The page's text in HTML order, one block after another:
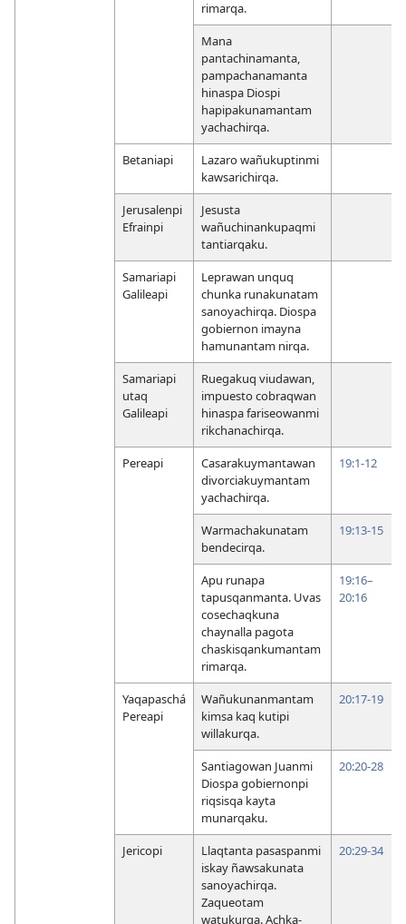
rimarqa.
Mana
pantachinamanta,
pampachanamanta
hinaspa Diospi
hapipakunamantam
yachachirqa.
Betaniapi
Lazaro wañukuptinmi
kawsarichirqa.
Jerusalenpi
Efrainpi
Jesusta
wañuchinankupaqmi
tantiarqaku.
Samariapi
Galileapi
Leprawan unquq
chunka runakunatam
sanoyachirqa. Diospa
gobiernon imayna
hamunantam nirqa.
Samariapi
utaq
Galileapi
Ruegakuq viudawan,
impuesto cobraqwan
hinaspa fariseowanmi
rikchanachirqa.
Pereapi
Casarakuymantawan
divorciakuymantam
yachachirqa.
19:1-12
Warmachakunatam
bendecirqa.
19:13-15
Apu runapa
tapusqanmanta. Uvas
cosechaqkuna
chaynalla pagota
chaskisqankumantam
rimarqa.
19:16–
20:16
Yaqapaschá
Pereapi
Wañukunanmantam
kimsa kaq kutipi
willakurqa.
20:17-19
Santiagowan Juanmi
Diospa gobiernonpi
riqsisqa kayta
munarqaku.
20:20-28
Jericopi
Llaqtanta pasaspanmi
iskay ñawsakunata
sanoyachirqa.
Zaqueotam
watukurqa. Achka-
20:29-34